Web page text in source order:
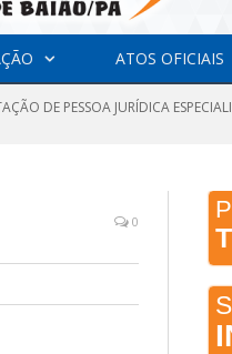
ATOS OFICIAIS
DE PESSOA JURÍDICA
0